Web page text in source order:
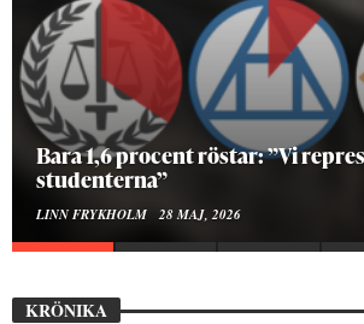
Hur bygger man en Lundakarneval?
ELISE RALSTON SAMUELSON 24 MAJ, 2026
KRÖNIKA